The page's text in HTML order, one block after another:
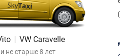
| VW Caravelle
не старше 8 лет